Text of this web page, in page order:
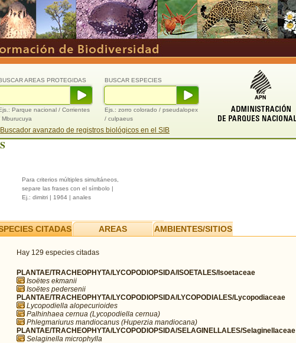
BUSCAR ESPECIES
Ejs.: zorro colorado / pseudalopex
/ culpaeus
AREAS PROTEGIDAS
Parque nacional / Corrientes
Mburucuya
Buscador avanzado de registros biológicos en el SIB
Para criterios múltiples simultáneos,
separe las frases con el símbolo |
Ej.: dimitri | 1964 | anales
CITADAS AREAS AMBIENTES/SITIOS
Hay 129 especies citadas
PLANTAE/TRACHEOPHYTA/LYCOPODIOPSIDA/ISOETALES/Isoetaceae
Isoëtes ekmanii
Isoëtes pedersenii
PLANTAE/TRACHEOPHYTA/LYCOPODIOPSIDA/LYCOPODIALES/Lycopodiaceae
Lycopodiella alopecurioides
Palhinhaea cernua (Lycopodiella cernua)
Phlegmariurus mandiocanus (Huperzia mandiocana)
PLANTAE/TRACHEOPHYTA/LYCOPODIOPSIDA/SELAGINELLALES/Selaginellaceae
Selaginella microphylla